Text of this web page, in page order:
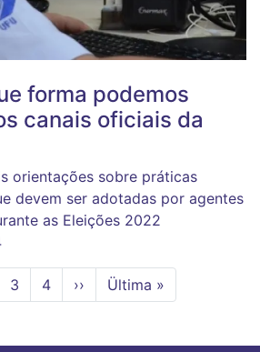
forma podemos
canais oficiais da
orientações sobre práticas
devem ser adotadas por agentes
as Eleições 2022
Page
3 Page
4
Próxima
página
››
Última
página
Ültima »